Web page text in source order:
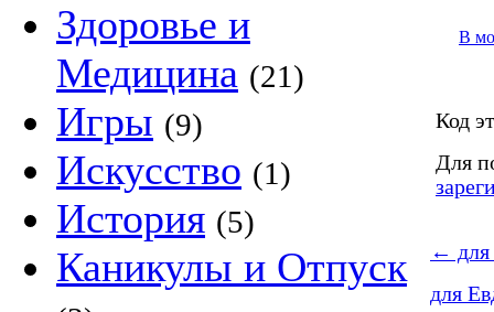
Здоровье и
Медицина (21)
Игры (9)
Искусство (1)
История (5)
Каникулы и Отпуск
В
Код
Для
←
для